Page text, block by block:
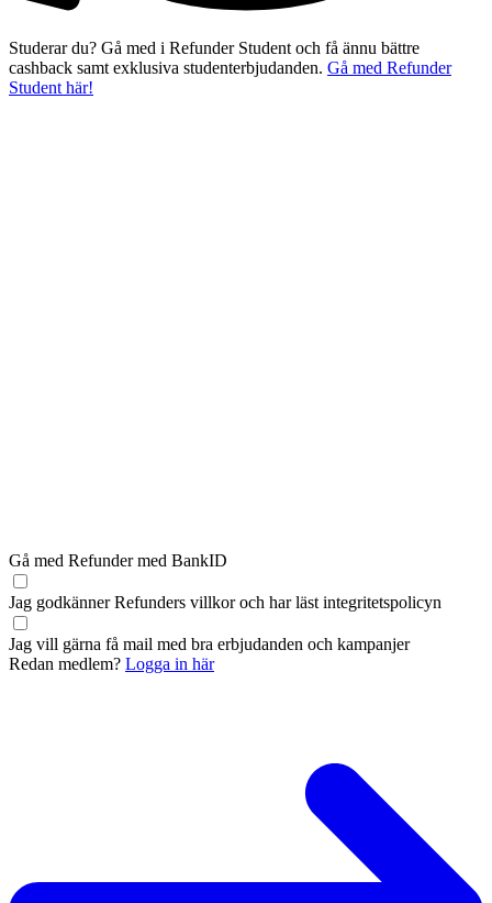
Studerar du? Gå med i Refunder Student och få ännu bättre
cashback samt exklusiva studenterbjudanden. Gå med Refunder
Student här!
Gå med Refunder med BankID
Jag godkänner Refunders villkoroch har läst integritetspolicyn
Jag vill gärna få mail med bra erbjudanden och kampanjer
Redan medlem? Logga in här